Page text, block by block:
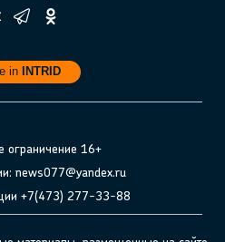
in INTRID
ограничение 16+
news077@yandex.ru
+7(473) 277-33-88